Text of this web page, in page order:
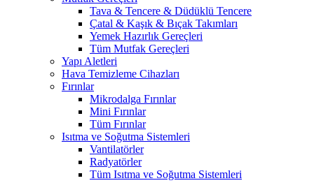
Tava & Tencere & Düdüklü Tencere
Çatal & Kaşık & Bıçak Takımları
Yemek Hazırlık Gereçleri
Tüm Mutfak Gereçleri
Yapı Aletleri
Hava Temizleme Cihazları
Fırınlar
Mikrodalga Fırınlar
Mini Fırınlar
Tüm Fırınlar
Isıtma ve Soğutma Sistemleri
Vantilatörler
Radyatörler
Tüm Isıtma ve Soğutma Sistemleri